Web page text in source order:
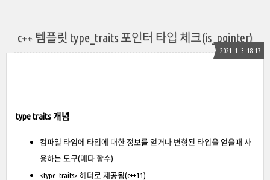
c++ 템플릿 type_traits 포인터 타입 체크(is_pointer)
2021. 1. 3. 18:17
type traits 개념
컴파일 타임에 타입에 대한 정보를 얻거나 변형된 타입을 얻을때 사
용하는 도구(메타 함수)
<type_traits> 헤더로 제공됨(c++11)